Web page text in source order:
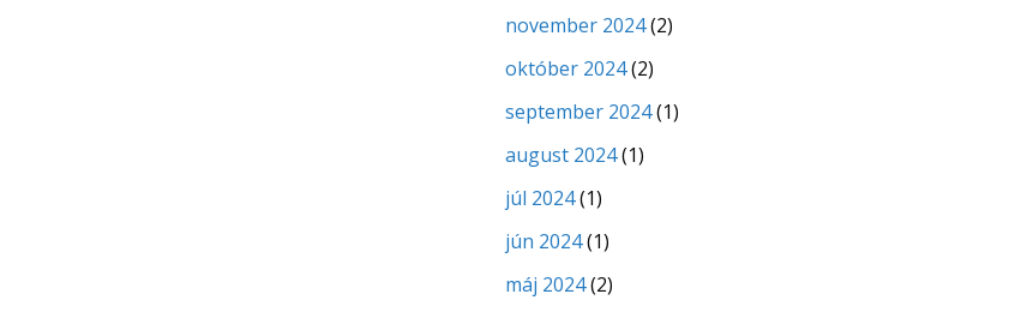
november 2024(2)
október 2024(2)
september 2024(1)
august 2024(1)
júl 2024(1)
jún 2024(1)
máj 2024(2)